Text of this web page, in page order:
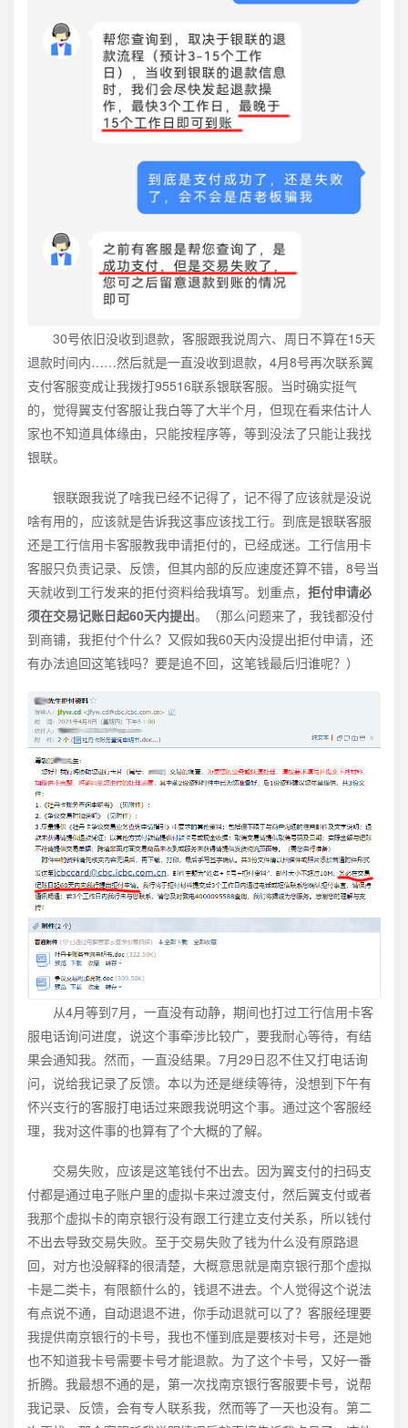
30号依旧没收到退款，客服跟我说周六、周日不算在15天
退款时间内……然后就是一直没收到退款，4月8号再次联系翼
支付客服变成让我拨打95516联系银联客服。当时确实挺气
的，觉得翼支付客服让我白等了大半个月，但现在看来估计人
家也不知道具体缘由，只能按程序等，等到没法了只能让我找
银联。
银联跟我说了啥我已经不记得了，记不得了应该就是没说
啥有用的，应该就是告诉我这事应该找工行。到底是银联客服
还是工行信用卡客服教我申请拒付的，已经成迷。工行信用卡
客服只负责记录、反馈，但其内部的反应速度还算不错，8号当
天就收到工行发来的拒付资料给我填写。划重点， 拒付申请必
须在交易记账日起60天内提出。（那么问题来了，我钱都没付
到商铺，我拒付个什么？又假如我60天内没提出拒付申请，还
有办法追回这笔钱吗？要是追不回，这笔钱最后归谁呢？）
从4月等到7月，一直没有动静，期间也打过工行信用卡客
服电话询问进度，说这个事牵涉比较广，要我耐心等待，有结
果会通知我。然而，一直没结果。7月29日忍不住又打电话询
问，说给我记录了反馈。本以为还是继续等待，没想到下午有
怀兴支行的客服打电话过来跟我说明这个事。通过这个客服经
理，我对这件事的也算有了个大概的了解。
交易失败，应该是这笔钱付不出去。因为翼支付的扫码支
付都是通过电子账户里的虚拟卡来过渡支付，然后翼支付或者
我那个虚拟卡的南京银行没有跟工行建立支付关系，所以钱付
不出去导致交易失败。至于交易失败了钱为什么没有原路退
回，对方也没解释的很清楚，大概意思就是南京银行那个虚拟
卡是二类卡，有限额什么的，钱退不进去。个人觉得这个说法
有点说不通，自动退退不进，你手动退就可以了？客服经理要
我提供南京银行的卡号，我也不懂到底是要核对卡号，还是她
也不知道我卡号需要卡号才能退款。为了这个卡号，又好一番
折腾。我最想不通的是，第一次找南京银行客服要卡号，说帮
我记录、反馈，会有专人联系我，然而等了一天也没有。第二